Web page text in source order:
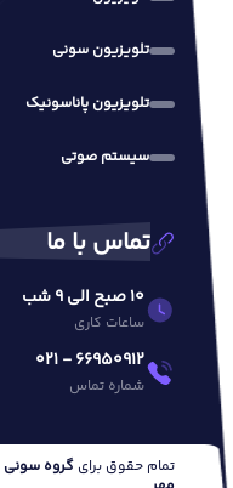
تلویزیون سونی
تلویزیون پاناسونیک
سیستم صوتی
تماس با ما
10 صبح الی 9 شب
ساعات کاری
66950912 - 021
شماره تماس
تمام حقوق برای گروه سونی